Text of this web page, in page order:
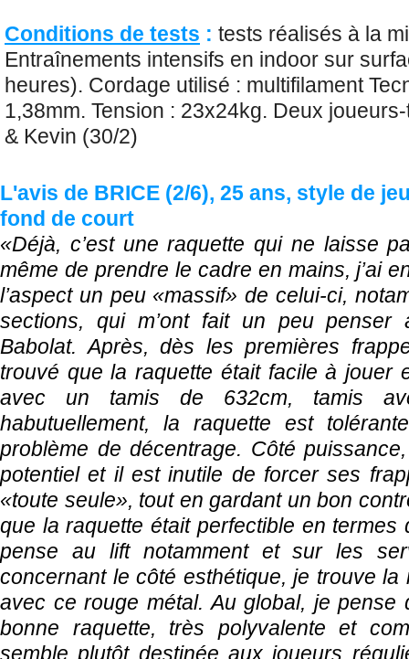
Conditions de tests : tests réalisés à la
Entraînements intensifs en indoor sur
heures). Cordage utilisé : multifilament
1,38mm. Tension : 23x24kg. Deux
& Kevin (30/2)
L'avis de BRICE (2/6), 25 ans, style de
fond de court
«Déjà, c’est une raquette qui ne laisse
même de prendre le cadre en mains, j’ai
l’aspect un peu «massif» de celui-ci,
sections, qui m’ont fait un peu
Babolat. Après, dès les premières
trouvé que la raquette était facile à jouer
avec un tamis de 632cm, tamis
habutuellement, la raquette est
problème de décentrage. Côté
potentiel et il est inutile de forcer ses
«toute seule», tout en gardant un bon
que la raquette était perfectible en termes
pense au lift notamment et sur les
concernant le côté esthétique, je trouve la
avec ce rouge métal. Au global, je pense
bonne raquette, très polyvalente et
semble plutôt destinée aux joueurs